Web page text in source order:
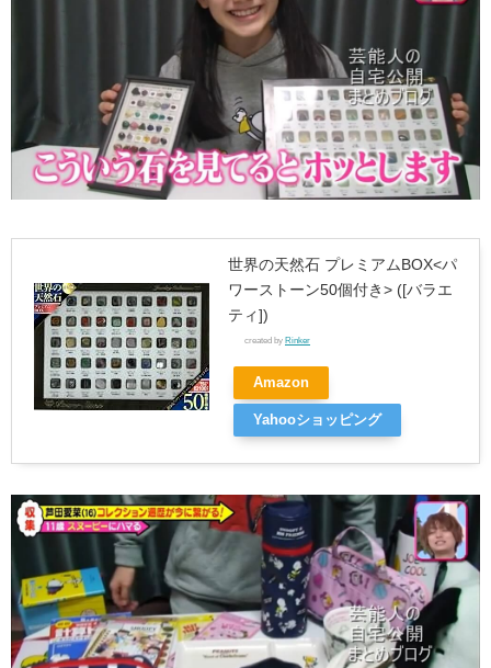
世界の天然石 プレミアムBOX<パ
ワーストーン50個付き> ([バラエ
ティ])
created by Rinker
Amazon
Yahooショッピング